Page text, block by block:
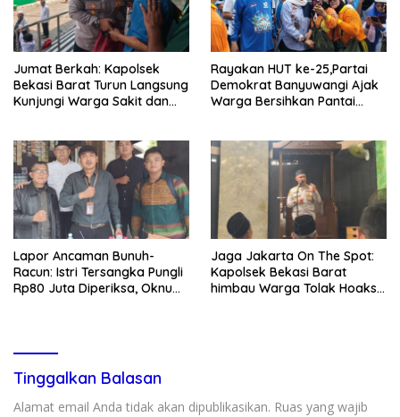
Jumat Berkah: Kapolsek
Bekasi Barat Turun Langsung
Kunjungi Warga Sakit dan
Rayakan HUT ke-25,Partai
Demokrat Banyuwangi Ajak
Warga Bersihkan Pantai
Lapor Ancaman Bunuh-
Racun: Istri Tersangka Pungli
Rp80 Juta Diperiksa, Oknum
Jaga Jakarta On The Spot:
Kapolsek Bekasi Barat
himbau Warga Tolak Hoaks
Tinggalkan Balasan
Alamat email Anda tidak akan dipublikasikan. Ruas yang wajib